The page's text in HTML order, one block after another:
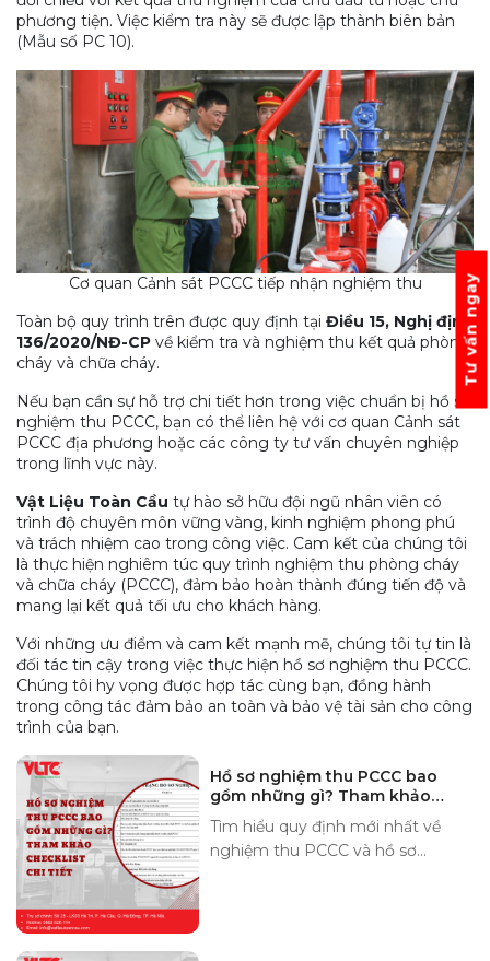
phương tiện. Việc kiểm tra này sẽ được lập thành biên bản
(Mẫu số PC 10).
Cơ quan Cảnh sát PCCC tiếp nhận nghiệm thu
Toàn bộ quy trình trên được quy định tại Điều 15, Nghị định
136/2020/NĐ-CP về kiểm tra và nghiệm thu kết quả phòng
cháy và chữa cháy.
Nếu bạn cần sự hỗ trợ chi tiết hơn trong việc chuẩn bị hồ sơ
nghiệm thu PCCC, bạn có thể liên hệ với cơ quan Cảnh sát
PCCC địa phương hoặc các công ty tư vấn chuyên nghiệp
trong lĩnh vực này.
Vật Liệu Toàn Cầu tự hào sở hữu đội ngũ nhân viên có
trình độ chuyên môn vững vàng, kinh nghiệm phong phú
và trách nhiệm cao trong công việc. Cam kết của chúng tôi
là thực hiện nghiêm túc quy trình nghiệm thu phòng cháy
và chữa cháy (PCCC), đảm bảo hoàn thành đúng tiến độ và
mang lại kết quả tối ưu cho khách hàng.
Với những ưu điểm và cam kết mạnh mẽ, chúng tôi tự tin là
đối tác tin cậy trong việc thực hiện hồ sơ nghiệm thu PCCC.
Chúng tôi hy vọng được hợp tác cùng bạn, đồng hành
trong công tác đảm bảo an toàn và bảo vệ tài sản cho công
trình của bạn.
Hồ sơ nghiệm thu PCCC bao
gồm những gì? Tham khảo
checklist chi tiết
Tìm hiểu quy định mới nhất về
nghiệm thu PCCC và hồ sơ
Tư vấn ngay